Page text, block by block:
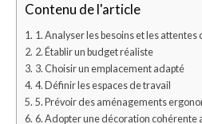
Contenu de l'article
1. Analyser les besoins et les attentes
2. Établir un budget réaliste
3. Choisir un emplacement adapté
4. Définir les espaces de travail
5. Prévoir des aménagements
6. Adopter une décoration cohérente